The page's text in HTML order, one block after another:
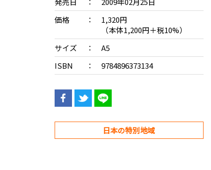
価格
1,320円
（本体1,200円＋税10%）
サイズ
A5
ISBN
9784896373134
日本の特別地域